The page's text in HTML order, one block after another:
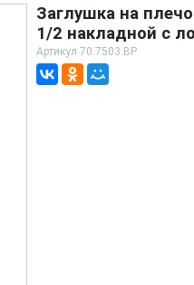
Заглушка на
1/2 накладной с
Артикул 70.7503.BP